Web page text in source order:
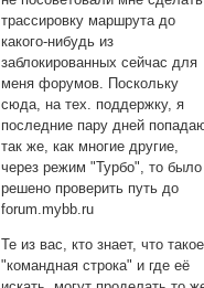
трассировку маршрута до
какого-нибудь из
заблокированных сейчас для
меня форумов. Поскольку
сюда, на тех. поддержку, я
последние пару дней
так же, как многие другие,
через режим "Турбо", то было
решено проверить путь до
forum.mybb.ru
Те из вас, кто знает, что такое
"командная строка" и где её